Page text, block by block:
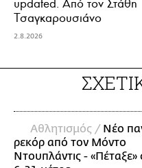
updated. Aπό τον Στάθη
Τσαγκαρουσιάνο
2.8.2026
Αθλητισμός / Νέο
ρεκόρ από τον Μόντο
Ντουπλάντις - «Πέταξε»